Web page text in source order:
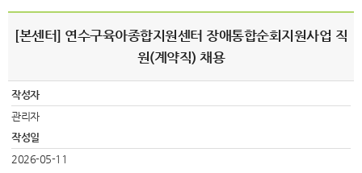
[본센터] 연수구육아종합지원센터 장애통합순회지원사업 직
원(계약직) 채용
작성자
관리자
작성일
2026-05-11